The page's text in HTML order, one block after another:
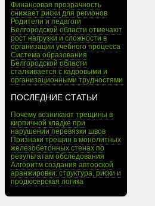
Финансовая прозрачность
снижает риски для регионов
Родители и педагоги
Белгородской области отмечают
рост нагрузки и сложности в
организации учебного процесса
Система образования
Белгородской области
сталкивается с кадровыми и
организационными трудностями
ПОСЛЕДНИЕ СТАТЬИ
Почему возникают трещины в
кирпичной кладке при
нарушении перевязки швов
Признаки трещин в монолитных
железобетонных стенах по
результатам обследования
Алгоритм создания авторской
аранжировки: структура, риски и
продюсерская логика